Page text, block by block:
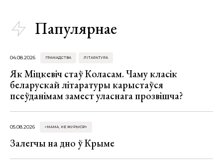
Папулярнае
04.08.2026 ГРАМАДСТВА ЛІТАРАТУРА
Як Міцкевіч стаў Коласам. Чаму класік
беларускай літаратуры карыстаўся
псеўданімам замест уласнага прозвішча?
05.08.2026 «МАМА, НЕ ЖУРЫСЯ!»
Залегчы на дно ў Крыме